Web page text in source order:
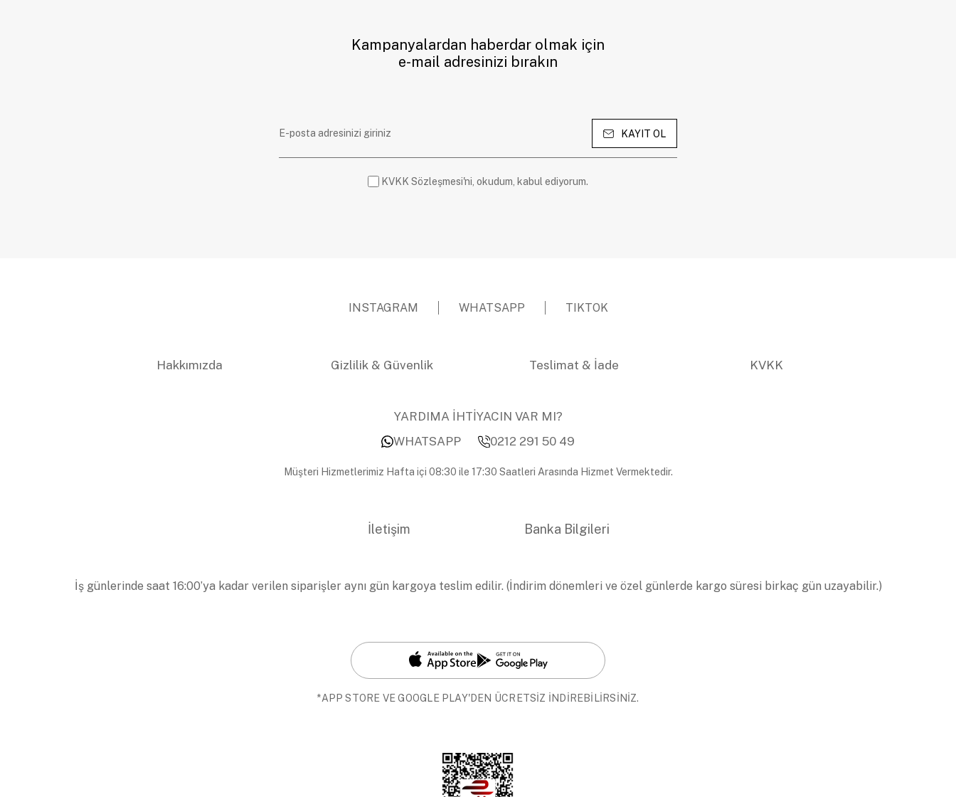
Kampanyalardan haberdar olmak için
e-mail adresinizi bırakın
KAYIT OL
KVKK Sözleşmesi'ni, okudum, kabul ediyorum.
INSTAGRAM WHATSAPP TIKTOK
Hakkımızda Gizlilik & Güvenlik Teslimat & İade KVKK
YARDIMA İHTİYACIN VAR MI?
WHATSAPP
0212 291 50 49
Müşteri Hizmetlerimiz Hafta içi 08:30 ile 17:30 Saatleri Arasında Hizmet Vermektedir.
İletişim Banka Bilgileri
İş günlerinde saat 16:00’ya kadar verilen siparişler aynı gün kargoya teslim edilir. (İndirim dönemleri ve özel günlerde kargo süresi birkaç gün uzayabilir.)
*APP STORE VE GOOGLE PLAY'DEN ÜCRETSİZ İNDİREBİLİRSİNİZ.